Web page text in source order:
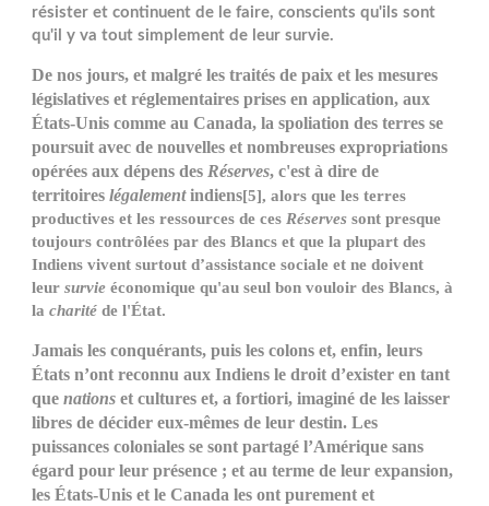
résister et continuent de le faire, conscients qu'ils sont
qu'il y va tout simplement de leur survie.
De nos jours, et malgré les traités de paix et les mesures
législatives et réglementaires prises en application, aux
États-Unis comme au Canada, la spoliation des terres se
poursuit avec de nouvelles et nombreuses expropriations
opérées aux dépens des Réserves, c'est à dire de
territoires légalement indiens[5], alors que les terres
productives et les ressources de ces Réserves sont presque
toujours contrôlées par des Blancs et que la plupart des
Indiens vivent surtout d’assistance sociale et ne doivent
leur survie économique qu'au seul bon vouloir des Blancs, à
la charité de l'État.
Jamais les conquérants, puis les colons et, enfin, leurs
États n’ont reconnu aux Indiens le droit d’exister en tant
que nations et cultures et, a fortiori, imaginé de les laisser
libres de décider eux-mêmes de leur destin. Les
puissances coloniales se sont partagé l’Amérique sans
égard pour leur présence ; et au terme de leur expansion,
les États-Unis et le Canada les ont purement et